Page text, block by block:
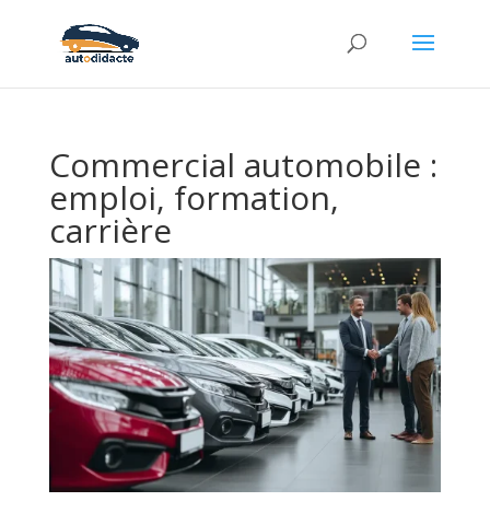
Commercial automobile :
emploi, formation,
carrière